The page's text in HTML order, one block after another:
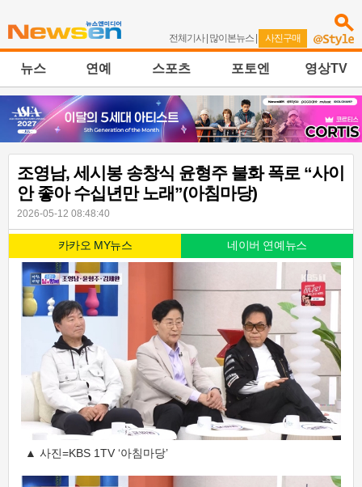
전체기사| 많이본뉴스 | 사진구매
뉴스 연예 스포츠 포토엔 영상TV
조영남, 세시봉 송창식 윤형주 불화 폭로 “사이
안 좋아 수십년만 노래”(아침마당)
2026-05-12 08:48:40
카카오 MY뉴스 네이버 연예뉴스
▲ 사진=KBS 1TV ‘아침마당’